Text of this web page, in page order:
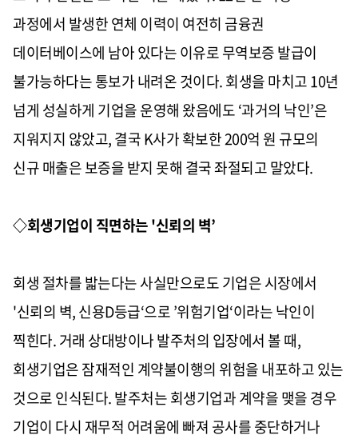
과정에서 발생한 연체 이력이 여전히 금융권
데이터베이스에 남아 있다는 이유로 무역보증 발급이
불가능하다는 통보가 내려온 것이다. 회생을 마치고 10년
넘게 성실하게 기업을 운영해 왔음에도 ‘과거의 낙인’은
지워지지 않았고, 결국 K사가 확보한 200억 원 규모의
신규 매출은 보증을 받지 못해 결국 좌절되고 말았다.
◇회생기업이 직면하는 '신뢰의 벽’
회생 절차를 밟는다는 사실만으로도 기업은 시장에서
'신뢰의 벽, 신용D등급‘으로 ’위험기업‘이라는 낙인이
찍힌다. 거래 상대방이나 발주처의 입장에서 볼 때,
회생기업은 잠재적인 계약불이행의 위험을 내포하고 있는
것으로 인식된다. 발주처는 회생기업과 계약을 맺을 경우
기업이 다시 재무적 어려움에 빠져 공사를 중단하거나